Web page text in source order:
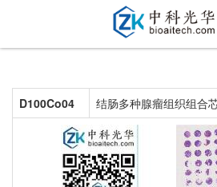
D100Co04 结肠多种腺瘤组织组合